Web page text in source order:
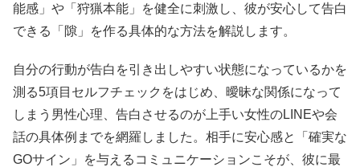
能感」や「狩猟本能」を健全に刺激し、彼が安心して告白
できる「隙」を作る具体的な方法を解説します。
自分の行動が告白を引き出しやすい状態になっているかを
測る5項目セルフチェックをはじめ、曖昧な関係になって
しまう男性心理、告白させるのが上手い女性のLINEや会
話の具体例までを網羅しました。相手に安心感と「確実な
GOサイン」を与えるコミュニケーションこそが、彼に最